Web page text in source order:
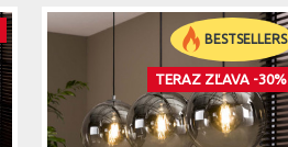
BESTSELLERS
TERAZ ZĽAVA -30%